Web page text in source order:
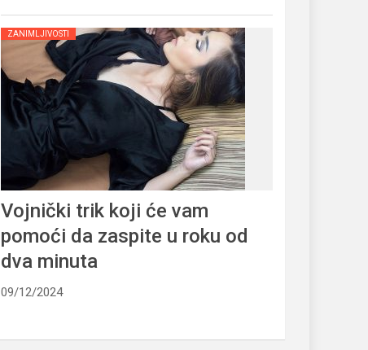
ZANIMLJIVOSTI
Vojnički trik koji će vam
pomoći da zaspite u roku od
dva minuta
09/12/2024